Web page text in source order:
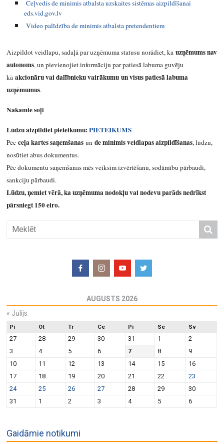
Ceļvedis de minimis atbalsta uzskaites sistēmas aizpildīšanai
eds.vid.gov.lv
Video palīdzība de minimis atbalsta pretendentiem
Aizpildot veidlapu, sadaļā par uzņēmuma statusu norādiet, kauzņēmums nav
autonoms, un pievienojiet informāciju par patiesā labuma guvēju
kāakcionāru vai dalībnieku vairākumu un visus patiesā labuma
uzņēmumus.
Nākamie soļi
Lūdzu aizpildiet pieteikumu:PIETEIKUMS
Pēcceļa kartes saņemšanas unde minimis veidlapas aizpildīšanas, lūdzu,
nosūtiet abus dokumentus.
Pēc dokumentu saņemšanas mēs veiksim izvērtēšanu, sodāmību pārbaudi,
sankciju pārbaudi.
Lūdzu, ņemiet vērā, ka uzņēmuma nodokļu vai nodevu parāds nedrīkst
pārsniegt 150 eiro.
AUGUSTS 2026
« Jūlijs
Pi Ot Tr Ce Pi Se Sv
27 28 29 30 31 1
2
3
4 5 6 7 8
9
10
11 12 13 14 15
16
17
18 19 20 21 22
23
24
25 26 27 28 29
30
31
1 2 3 4 5 6
Gaidāmie notikumi